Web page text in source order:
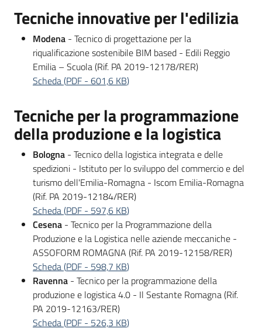
Tecniche innovative per l'edilizia
Modena - Tecnico di progettazione per la
riqualificazione sostenibile BIM based - Edili Reggio
Emilia – Scuola (Rif. PA 2019-12178/RER)
Scheda(PDF - 601,6 KB)
Tecniche per la programmazione
della produzione e la logistica
Bologna - Tecnico della logistica integrata e delle
spedizioni - Istituto per lo sviluppo del commercio e del
turismo dell'Emilia-Romagna - Iscom Emilia-Romagna
(Rif. PA 2019-12184/RER)
Scheda(PDF - 597,6 KB)
Cesena - Tecnico per la Programmazione della
Produzione e la Logistica nelle aziende meccaniche -
ASSOFORM ROMAGNA (Rif. PA 2019-12158/RER)
Scheda(PDF - 598,7 KB)
Ravenna - Tecnico per la programmazione della
produzione e logistica 4.0 - Il Sestante Romagna (Rif.
PA 2019-12163/RER)
Scheda(PDF - 526,3 KB)